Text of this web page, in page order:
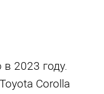
2023 году.
Corolla